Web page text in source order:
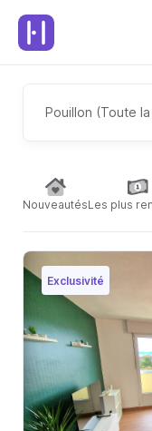
Pouillon (Toute
NouveautésLes plus
Exclusivité